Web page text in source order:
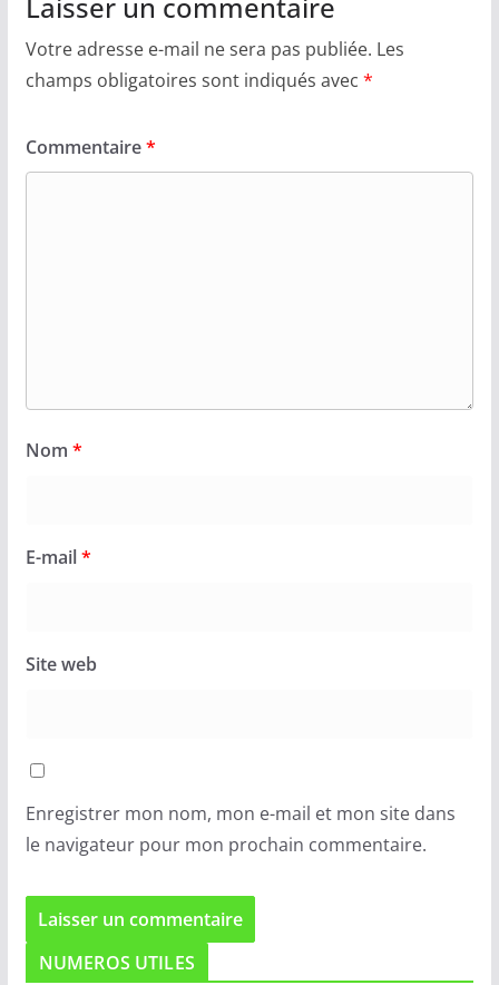
Votre adresse e-mail ne sera pas publiée. Les
champs obligatoires sont indiqués avec *
Commentaire*
Nom *
E-mail*
Site web
Enregistrer mon nom, mon e-mail et mon site dans
le navigateur pour mon prochain commentaire.
NUMEROS UTILES